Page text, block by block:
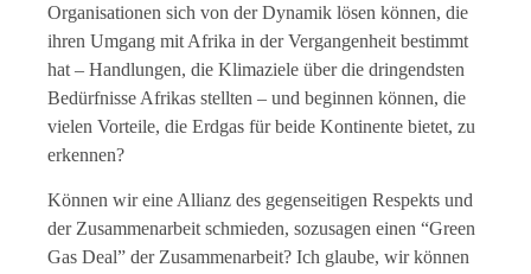
Organisationen sich von der Dynamik lösen können, die
ihren Umgang mit Afrika in der Vergangenheit bestimmt
hat – Handlungen, die Klimaziele über die dringendsten
Bedürfnisse Afrikas stellten – und beginnen können, die
vielen Vorteile, die Erdgas für beide Kontinente bietet, zu
erkennen?
Können wir eine Allianz des gegenseitigen Respekts und
der Zusammenarbeit schmieden, sozusagen einen “Green
Gas Deal” der Zusammenarbeit? Ich glaube, wir können